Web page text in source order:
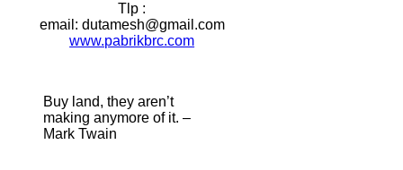
Tlp :
email: dutamesh@gmail.com
www.pabrikbrc.com
Buy land, they aren’t
making anymore of it. –
Mark Twain